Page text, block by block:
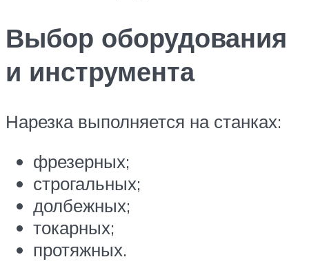
Выбор оборудования
и инструмента
Нарезка выполняется на станках:
фрезерных;
строгальных;
долбежных;
токарных;
протяжных.